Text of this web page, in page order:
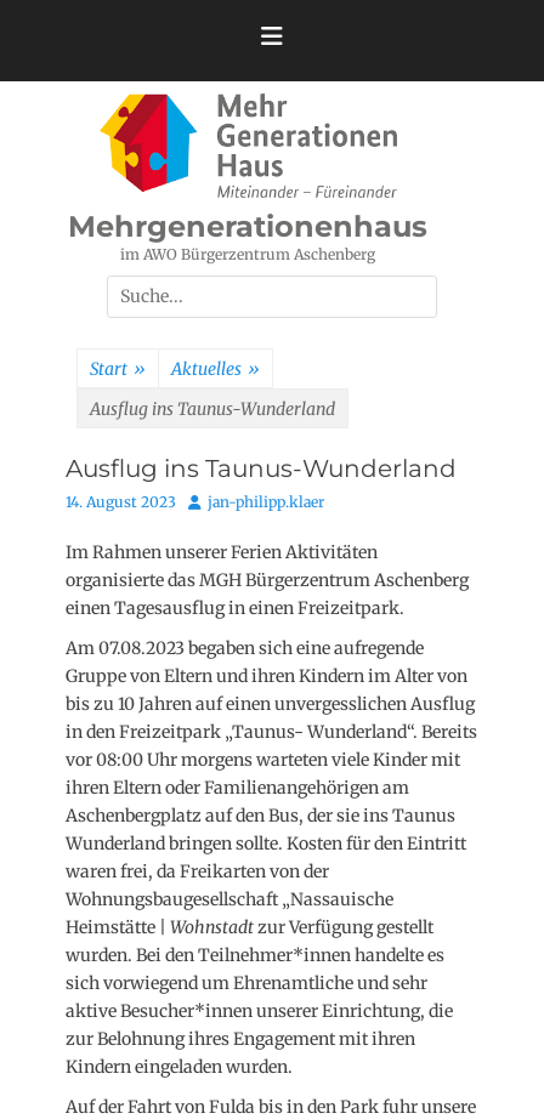
Mehrgenerationenhaus
im AWO Bürgerzentrum Aschenberg
Suchen
nach:
Start » Aktuelles »
Ausflug ins Taunus-Wunderland
Ausflug ins Taunus-Wunderland
Posted
14. August 2023 Autorjan-philipp.klaer
Im Rahmen unserer Ferien Aktivitäten
organisierte das MGH Bürgerzentrum Aschenberg
einen Tagesausflug in einen Freizeitpark.
Am 07.08.2023 begaben sich eine aufregende
Gruppe von Eltern und ihren Kindern im Alter von
bis zu 10 Jahren auf einen unvergesslichen Ausflug
in den Freizeitpark „Taunus- Wunderland“. Bereits
vor 08:00 Uhr morgens warteten viele Kinder mit
ihren Eltern oder Familienangehörigen am
Aschenbergplatz auf den Bus, der sie ins Taunus
Wunderland bringen sollte. Kosten für den Eintritt
waren frei, da Freikarten von der
Wohnungsbaugesellschaft „Nassauische
Heimstätte | Wohnstadtzur Verfügung gestellt
wurden. Bei den Teilnehmer*innen handelte es
sich vorwiegend um Ehrenamtliche und sehr
aktive Besucher*innen unserer Einrichtung, die
zur Belohnung ihres Engagement mit ihren
Kindern eingeladen wurden.
Auf der Fahrt von Fulda bis in den Park fuhr unsere